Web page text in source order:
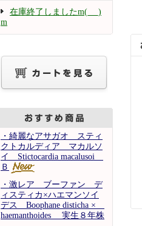
在庫終了しましたm(_ _)
m
・綺麗なアサガオ スティ
クトカルディア マカルソ
イ Stictocardia macalusoi
Ｂ
・激レア ブーファン デ
ィスティカ×ハエマンソイ
デス Boophane disticha ×
haemanthoides 実生８年株